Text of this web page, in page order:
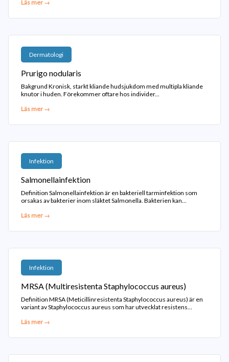
Läs mer →
Dermatologi
Prurigo nodularis
Bakgrund Kronisk, starkt kliande hudsjukdom med multipla kliande
knutor i huden. Förekommer oftare hos individer...
Läs mer →
Infektion
Salmonellainfektion
Definition Salmonellainfektion är en bakteriell tarminfektion som
orsakas av bakterier inom släktet Salmonella. Bakterien kan...
Läs mer →
Infektion
MRSA (Multiresistenta Staphylococcus aureus)
Definition MRSA (Meticillinresistenta Staphylococcus aureus) är en
variant av Staphylococcus aureus som har utvecklat resistens...
Läs mer →